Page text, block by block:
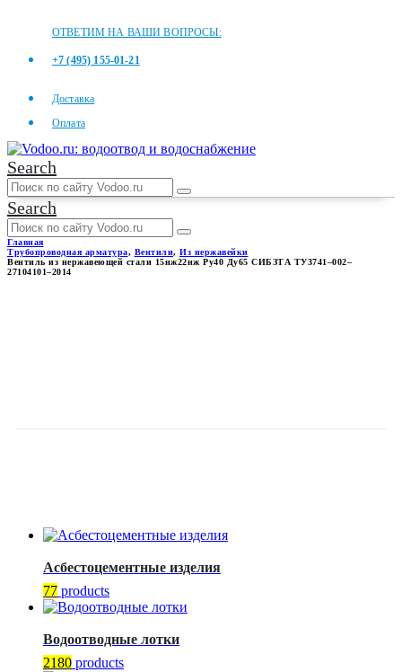
ОТВЕТИМ НА ВАШИ ВОПРОСЫ:
+7 (495) 155-01-21
Доставка
Оплата
Search
Search
Главная
Трубопроводная арматура, Вентили, Из нержавейки
Вентиль из нержавеющей стали 15нж22нж Ру40 Ду65 СИБЗТА ТУ3741–002–
27104101–2014
Асбестоцементные изделия
77 products
Водоотводные лотки
2180 products